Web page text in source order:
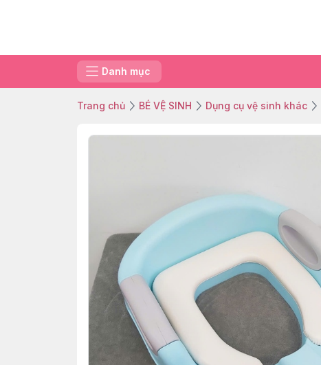
Danh mục
Trang chủ BÉ VỆ SINH Dụng cụ vệ sinh khác